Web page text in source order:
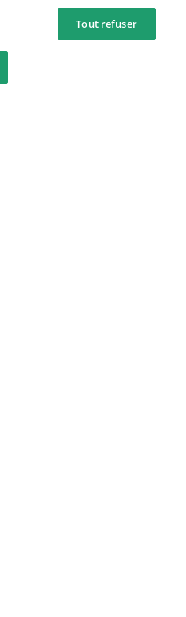
Tout refuser